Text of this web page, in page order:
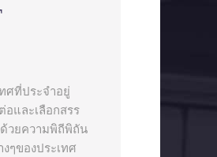
ศที่ประจำอยู่
อและเลือกสรร
ด้วยความพิถีพิถัน
ๆของประเทศ